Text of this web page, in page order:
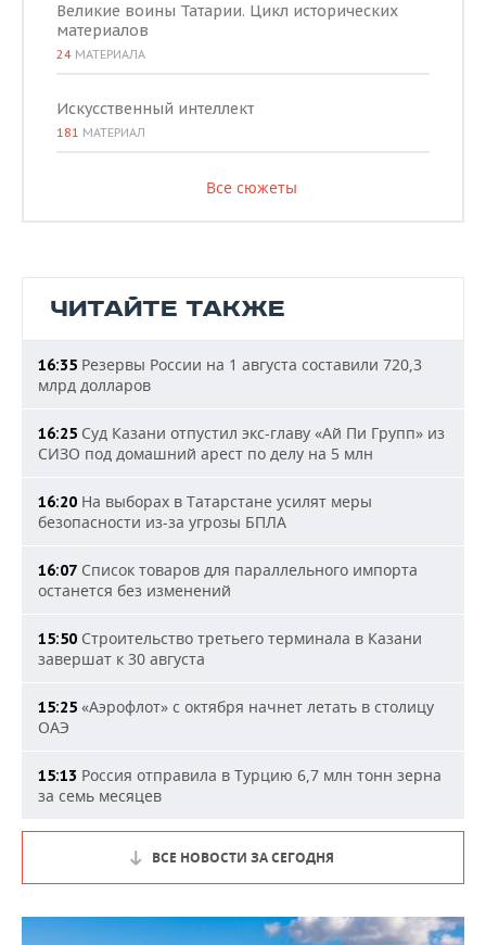
Великие воины Татарии. Цикл исторических
материалов
24 МАТЕРИАЛА
Искусственный интеллект
181 МАТЕРИАЛ
Все сюжеты
ЧИТАЙТЕ ТАКЖЕ
16:35 Резервы России на 1 августа составили 720,3
млрд долларов
16:25 Суд Казани отпустил экс-главу «Ай Пи Групп» из
СИЗО под домашний арест по делу на 5 млн
16:20 На выборах в Татарстане усилят меры
безопасности из-за угрозы БПЛА
16:07 Список товаров для параллельного импорта
останется без изменений
15:50 Строительство третьего терминала в Казани
завершат к 30 августа
15:25 «Аэрофлот» с октября начнет летать в столицу
ОАЭ
15:13 Россия отправила в Турцию 6,7 млн тонн зерна
за семь месяцев
ВСЕ НОВОСТИ ЗА СЕГОДНЯ